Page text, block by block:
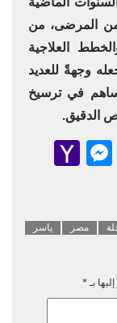
من المرضى، من
العلاجية
وجهةً للعديد
في ترسيخ
الدقيق.
Viber
مصر ياسر
بـ*